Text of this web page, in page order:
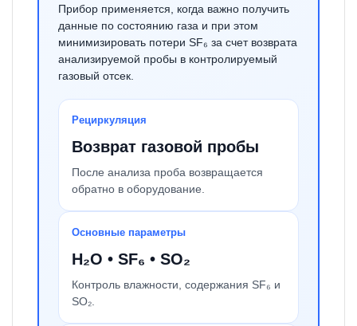
Прибор применяется, когда важно получить
данные по состоянию газа и при этом
минимизировать потери SF₆ за счет возврата
анализируемой пробы в контролируемый
газовый отсек.
Рециркуляция
Возврат газовой пробы
После анализа проба возвращается
обратно в оборудование.
Основные параметры
H₂O • SF₆ • SO₂
Контроль влажности, содержания SF₆ и
SO₂.